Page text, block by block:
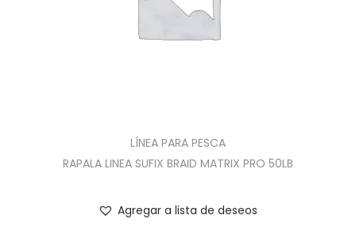
LÍNEA PARA PESCA
RAPALA LINEA SUFIX BRAID MATRIX PRO 50LB
Agregar a lista de deseos